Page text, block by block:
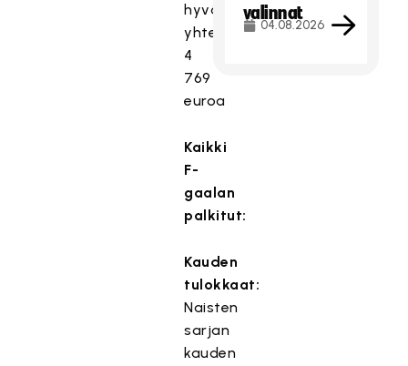
hyväntekeväisyyspottiin
yhteensä
4
769
euroa
Kaikki
F-
gaalan
palkitut:
Kauden
tulokkaat:
Naisten
sarjan
kauden
valinnat
04.08.2026